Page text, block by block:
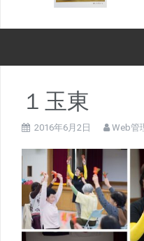
今年度の福祉レク
福祉レクリエーショ
１玉東
2016年6月2日 Web管